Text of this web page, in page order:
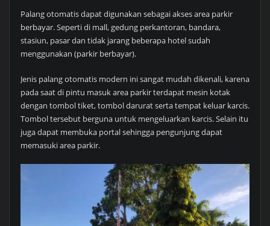
Palang otomatis dapat digunakan sebagai akses area parkir
berbayar. Seperti di mall, gedung perkantoran, bandara,
stasiun, pasar dan tidak jarang beberapa hotel sudah
menggunakan (parkir berbayar).
Jenis palang otomatis modern ini sangat mudah dikenali, karena
pada saat di pintu masuk area parkir terdapat mesin kotak
dengan tombol tiket, tombol darurat serta tempat keluar karcis.
Tombol tersebut berguna untuk mengeluarkan karcis. Selain itu
juga dapat membuka portal sehingga pengunjung dapat
memasuki area parkir.